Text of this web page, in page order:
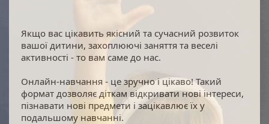
Якщо вас цікавить якісний та сучасний розвиток
вашої дитини, захоплюючі заняття та веселі
активності - то вам саме до нас.
Онлайн-навчання - це зручно і цікаво! Такий
формат дозволяє діткам відкривати нові інтереси,
пізнавати нові предмети і зацікавлює їх у
подальшому навчанні.